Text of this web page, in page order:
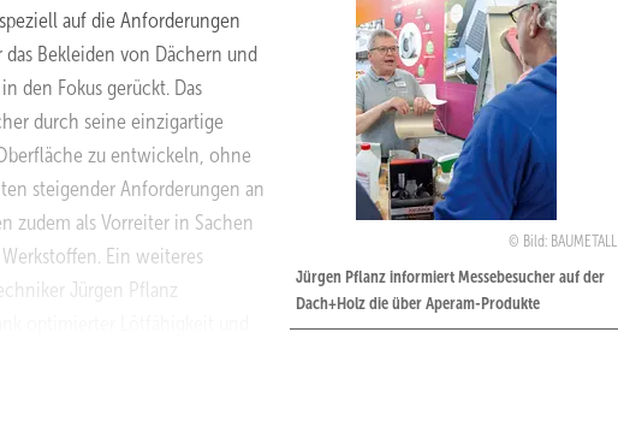
Bild: BAUMETALL
Jürgen Pflanz informiert Messebesucher auf der
Dach+Holz die über Aperam-Produkte
auf die Anforderungen
Bekleiden von Dächern und
den Fokus gerückt. Das
durch seine einzigartige
zu entwickeln, ohne
steigender Anforderungen an
zudem als Vorreiter in Sachen
Ein weiteres
Jürgen Pflanz